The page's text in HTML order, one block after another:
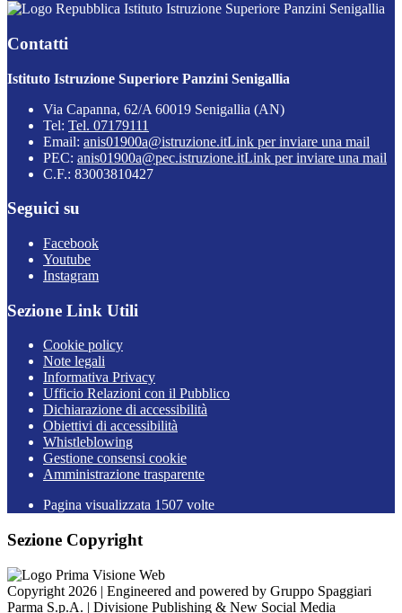
Istituto Istruzione Superiore Panzini Senigallia
Contatti
Istituto Istruzione Superiore Panzini Senigallia
Via Capanna, 62/A 60019 Senigallia (AN)
Tel: Tel. 07179111
Email: anis01900a@istruzione.itLink per inviare una mail
PEC: anis01900a@pec.istruzione.itLink per inviare una mail
C.F.: 83003810427
Seguici su
Facebook
Youtube
Instagram
Sezione Link Utili
Cookie policy
Note legali
Informativa Privacy
Ufficio Relazioni con il Pubblico
Dichiarazione di accessibilità
Obiettivi di accessibilità
Whistleblowing
Gestione consensi cookie
Amministrazione trasparente
Pagina visualizzata 1507 volte
Sezione Copyright
Copyright 2026 | Engineered and powered by Gruppo Spaggiari
Parma S.p.A. | Divisione Publishing & New Social Media